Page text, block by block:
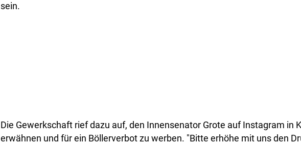
sein.
Die Gewerkschaft rief dazu auf, den Innensenator Grote auf Instagram in
erwähnen und für ein Böllerverbot zu werben. "Bitte erhöhe mit uns den